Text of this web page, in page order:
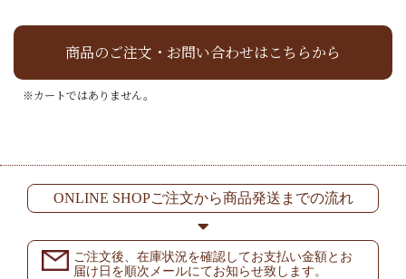
商品のご注文・お問い合わせはこちらから
※カートではありません。
ONLINE SHOPご注文から商品発送までの流れ
ご注文後、在庫状況を確認してお支払い金額とお
届け日を順次メールにてお知らせ致します。